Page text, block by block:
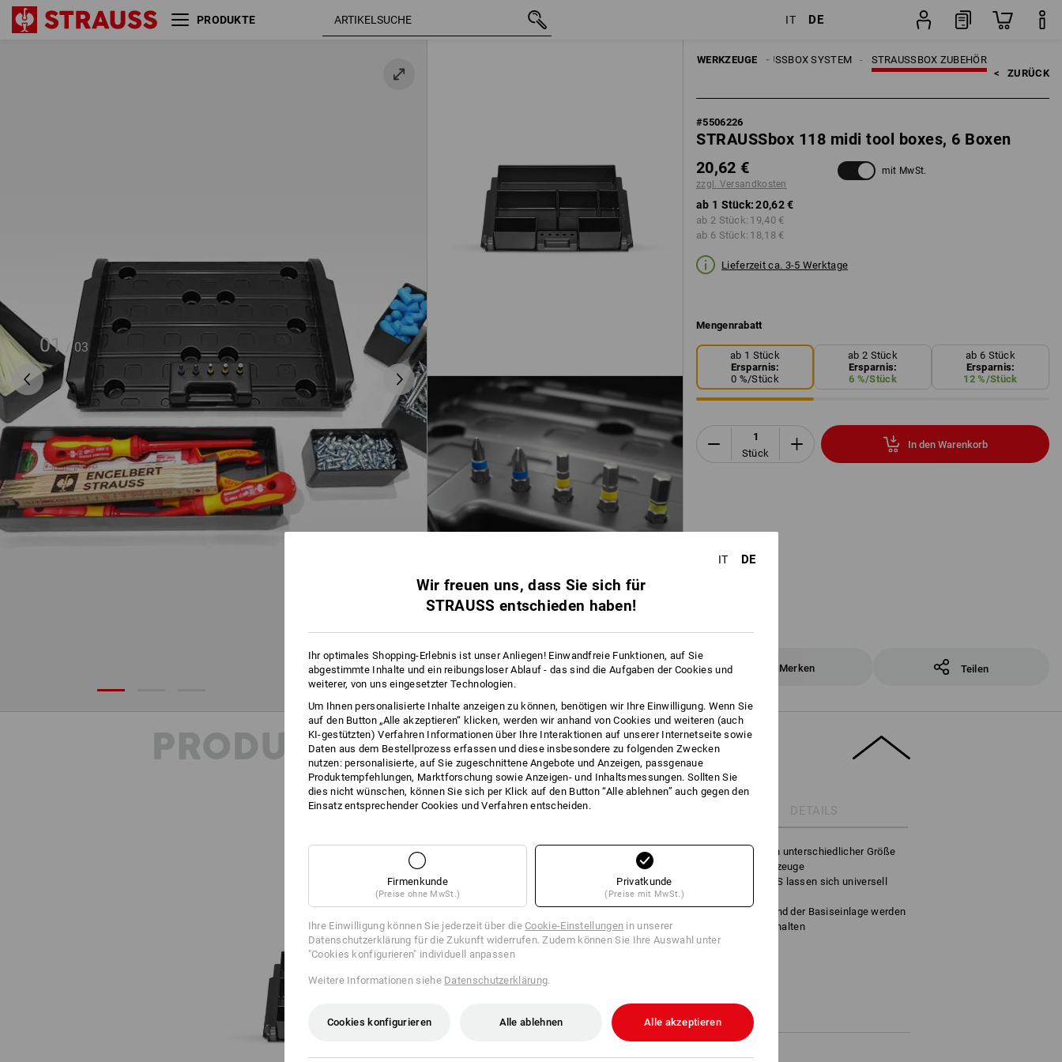
PRODUKTE IT DE
01 / 03
WERKZEUGE STRAUSSBOX ZUBEHÖR
STRAUSSBOX SYSTEM
HANDWERKZEUGE
< ZURÜCK
#5506226
STRAUSSbox 118 midi tool boxes, 6 Boxen
20,62 €
zzgl. Versandkosten
mit MwSt.
ab 1 Stück: 20,62 €
ab 2 Stück: 19,40 €
ab 6 Stück: 18,18 €
Lieferzeit ca. 3-5 Werktage
Mengenrabatt
ab 1 Stück
Ersparnis:
0 %/Stück
ab 2 Stück
Ersparnis:
6 %/Stück
ab 6 Stück
Ersparnis:
12 %/Stück
Stück
In den Warenkorb
Merken Teilen
STRAUSSbox 118 midi tool
20,62 €
mit MwSt.
PRODUKTINFO
BESCHREIBUNG DETAILS
Kombination von insgesamt 6 Sortiereinsätzen unterschiedlicher Größe
für kleine Bauteile, Zubehör und längere Werkzeuge
die 6 Insertboxen aus extrem bruchfestem ABS lassen sich universell
anordnen
kein Verrutschen mehr: Mit der Deckelfolie* und der Basiseinlage werden
die Sortiereinsätze sicher an Ort und Stelle gehalten
integrierte Halterung für 5 Bits
*Nicht im Lieferumfang enthalten.
Lieferung ohne Inhalt.
IT DE
Wir freuen uns, dass Sie sich für
STRAUSS entschieden haben!
Ihr optimales Shopping-Erlebnis ist unser Anliegen! Einwandfreie Funktionen, auf Sie
abgestimmte Inhalte und ein reibungsloser Ablauf - das sind die Aufgaben der Cookies und
weiterer, von uns eingesetzter Technologien.
Um Ihnen personalisierte Inhalte anzeigen zu können, benötigen wir Ihre Einwilligung. Wenn Sie
auf den Button „Alle akzeptieren“ klicken, werden wir anhand von Cookies und weiteren (auch
KI-gestützten) Verfahren Informationen über Ihre Interaktionen auf unserer Internetseite sowie
Daten aus dem Bestellprozess erfassen und diese insbesondere zu folgenden Zwecken
nutzen: personalisierte, auf Sie zugeschnittene Angebote und Anzeigen, passgenaue
Produktempfehlungen, Marktforschung sowie Anzeigen- und Inhaltsmessungen. Sollten Sie
dies nicht wünschen, können Sie sich per Klick auf den Button “Alle ablehnen” auch gegen den
Einsatz entsprechender Cookies und Verfahren entscheiden.
Firmenkunde
(Preise ohne MwSt.)
Privatkunde
(Preise mit MwSt.)
Ihre Einwilligung können Sie jederzeit über dieCookie-Einstellungen in unserer
Datenschutzerklärung für die Zukunft widerrufen. Zudem können Sie Ihre Auswahl unter
"Cookies konfigurieren" individuell anpassen
Weitere Informationen siehe Datenschutzerklärung.
Cookies konfigurieren Alle ablehnen Alle akzeptieren